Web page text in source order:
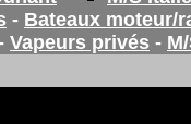
- Bateaux moteur/
Vapeurs privés -